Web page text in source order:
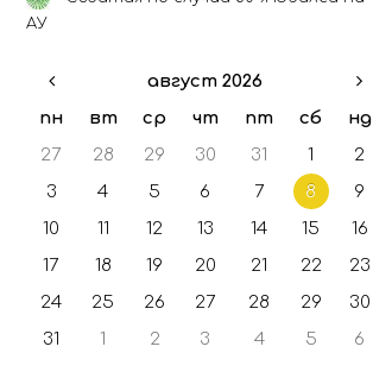
ГФО - 2023
ГФО - 2024
АУ
август 2026
пн
вт ср чт пт сб
нд
27
28 29 30 31 1
2
3
4 5 6 7 8
9
10
11 12 13 14 15
16
17
18 19 20 21 22
23
24
25 26 27 28 29
30
31
1 2 3 4 5 6